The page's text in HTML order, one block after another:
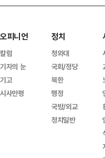
오피니언
칼럼
기자의 눈
기고
시사만평
정치
청와대
국회/정당
북한
행정
국방/외교
정치일반